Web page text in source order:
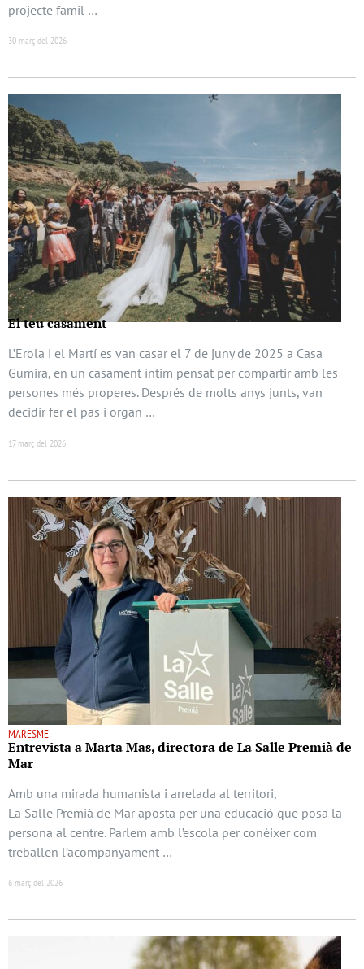
projecte famil …
30 març del 2026
El teu casament
L’Erola i el Martí es van casar el 7 de juny de 2025 a Casa
Gumira, en un casament íntim pensat per compartir amb les
persones més properes. Després de molts anys junts, van
decidir fer el pas i organ …
17 març del 2026
MARESME
Entrevista a Marta Mas, directora de La Salle Premià de
Mar
Amb una mirada humanista i arrelada al territori,
La Salle Premià de Mar aposta per una educació que posa la
persona al centre. Parlem amb l’escola per conèixer com
treballen l’acompanyament …
6 març del 2026